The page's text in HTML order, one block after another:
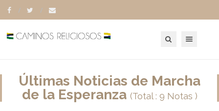
Últimas Noticias de Marcha
de la Esperanza (Total : 9 Notas )